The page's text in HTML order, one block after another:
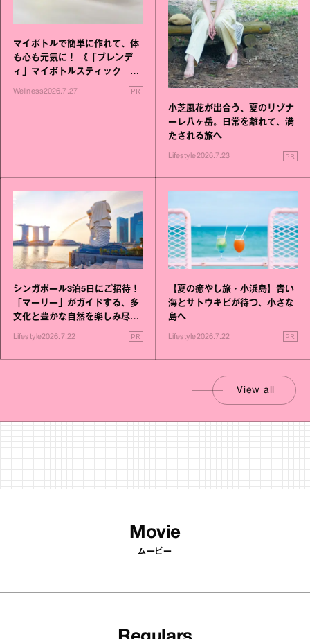
マイボトルで簡単に作れて、体
も心も元気に！ 《「ブレンデ
ィ」マイボトルスティック い
いこと毎日》シリーズが誕生
Wellness2026.7.27 PR
小芝風花が出合う、夏のリゾナ
ーレ八ヶ岳。日常を離れて、満
たされる旅へ
Lifestyle2026.7.23 PR
シンガポール3泊5日にご招待！
「マーリー」がガイドする、多
文化と豊かな自然を楽しみ尽く
Lifestyle2026.7.22 PR
【夏の癒やし旅・小浜島】青い
海とサトウキビが待つ、小さな
島へ
Lifestyle2026.7.22 PR
View all
Movie
ムービー